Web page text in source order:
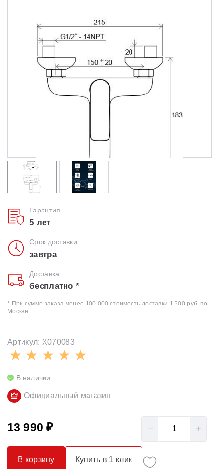
Сиденья OVO для душевых уголков
Полотенцесушители
Гидромассаж для ванны
Средства ухода
Гарантия
5 лет
Срок доставки
завтра
Доставка
бесплатно *
* При сумме заказа менее 100 000 стоимость доставки 1 500 руб. по
Москве
Артикул: X070083
В наличии
Официальный магазин
13 990 ₽
В корзину Купить в 1 клик